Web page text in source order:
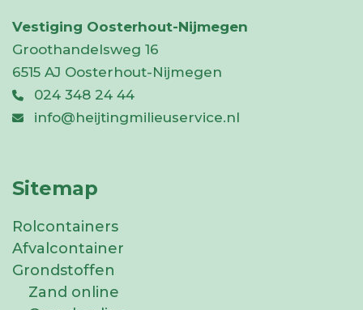
Vestiging Oosterhout-Nijmegen
Groothandelsweg 16
6515 AJ Oosterhout-Nijmegen
024 348 24 44
info@heijtingmilieuservice.nl
Sitemap
Rolcontainers
Afvalcontainer
Grondstoffen
Zand online